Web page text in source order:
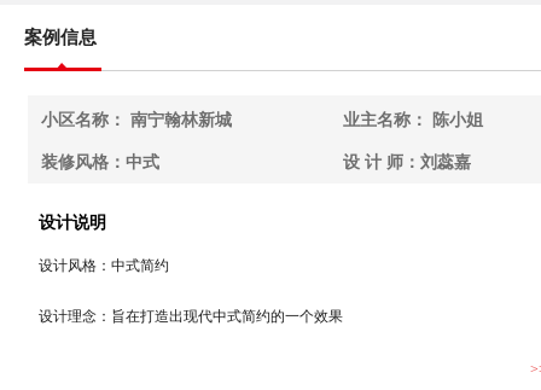
案例信息
小区名称： 南宁翰林新城 业主名称： 陈小姐
装修风格：中式 设 计 师：刘蕊嘉
设计说明
设计风格：中式简约
设计理念：旨在打造出现代中式简约的一个效果